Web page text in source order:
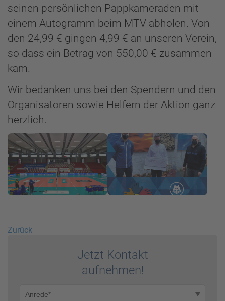
seinen persönlichen Pappkameraden mit
einem Autogramm beim MTV abholen. Von
den 24,99 € gingen 4,99 € an unseren Verein,
so dass ein Betrag von 550,00 € zusammen
kam.
Wir bedanken uns bei den Spendern und den
Organisatoren sowie Helfern der Aktion ganz
herzlich.
Zurück
Jetzt Kontakt
auf­nehmen!